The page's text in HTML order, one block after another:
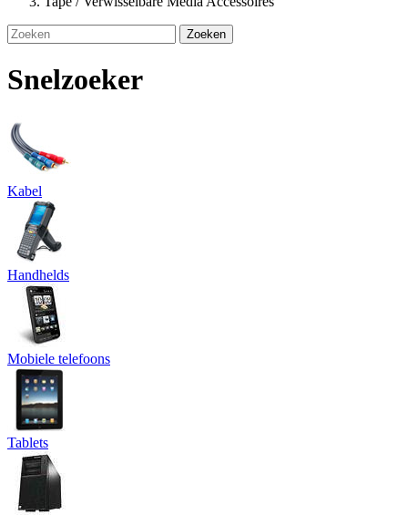
Zoeken
Snelzoeker
Kabel
Handhelds
Mobiele telefoons
Tablets